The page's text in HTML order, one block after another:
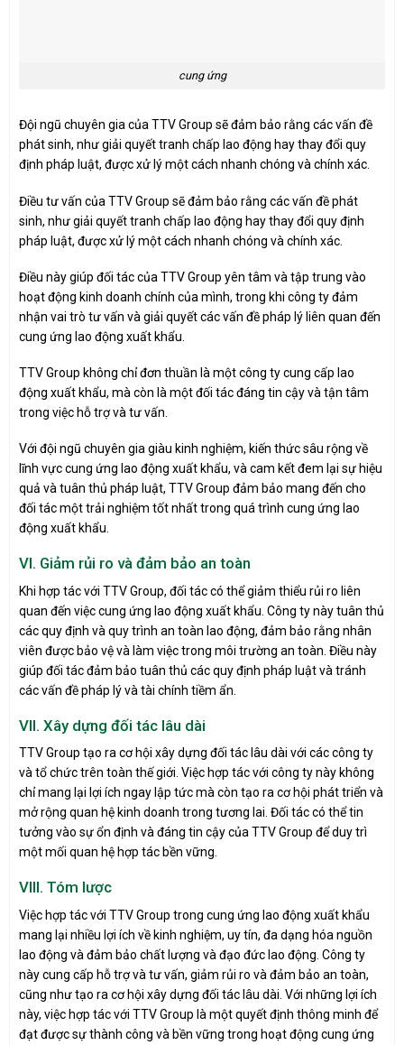
cung ứng
Đội ngũ chuyên gia của TTV Group sẽ đảm bảo rằng các vấn đề
phát sinh, như giải quyết tranh chấp lao động hay thay đổi quy
định pháp luật, được xử lý một cách nhanh chóng và chính xác.
Điều tư vấn của TTV Group sẽ đảm bảo rằng các vấn đề phát
sinh, như giải quyết tranh chấp lao động hay thay đổi quy định
pháp luật, được xử lý một cách nhanh chóng và chính xác.
Điều này giúp đối tác của TTV Group yên tâm và tập trung vào
hoạt động kinh doanh chính của mình, trong khi công ty đảm
nhận vai trò tư vấn và giải quyết các vấn đề pháp lý liên quan đến
cung ứng lao động xuất khẩu.
TTV Group không chỉ đơn thuần là một công ty cung cấp lao
động xuất khẩu, mà còn là một đối tác đáng tin cậy và tận tâm
trong việc hỗ trợ và tư vấn.
Với đội ngũ chuyên gia giàu kinh nghiệm, kiến thức sâu rộng về
lĩnh vực cung ứng lao động xuất khẩu, và cam kết đem lại sự hiệu
quả và tuân thủ pháp luật, TTV Group đảm bảo mang đến cho
đối tác một trải nghiệm tốt nhất trong quá trình cung ứng lao
động xuất khẩu.
VI. Giảm rủi ro và đảm bảo an toàn
Khi hợp tác với TTV Group, đối tác có thể giảm thiểu rủi ro liên
quan đến việc cung ứng lao động xuất khẩu. Công ty này tuân thủ
các quy định và quy trình an toàn lao động, đảm bảo rằng nhân
viên được bảo vệ và làm việc trong môi trường an toàn. Điều này
giúp đối tác đảm bảo tuân thủ các quy định pháp luật và tránh
các vấn đề pháp lý và tài chính tiềm ẩn.
VII. Xây dựng đối tác lâu dài
TTV Group tạo ra cơ hội xây dựng đối tác lâu dài với các công ty
và tổ chức trên toàn thế giới. Việc hợp tác với công ty này không
chỉ mang lại lợi ích ngay lập tức mà còn tạo ra cơ hội phát triển và
mở rộng quan hệ kinh doanh trong tương lai. Đối tác có thể tin
tưởng vào sự ổn định và đáng tin cậy của TTV Group để duy trì
một mối quan hệ hợp tác bền vững.
VIII. Tóm lược
Việc hợp tác với TTV Group trong cung ứng lao động xuất khẩu
mang lại nhiều lợi ích về kinh nghiệm, uy tín, đa dạng hóa nguồn
lao động và đảm bảo chất lượng và đạo đức lao động. Công ty
này cung cấp hỗ trợ và tư vấn, giảm rủi ro và đảm bảo an toàn,
cũng như tạo ra cơ hội xây dựng đối tác lâu dài. Với những lợi ích
này, việc hợp tác với TTV Group là một quyết định thông minh để
đạt được sự thành công và bền vững trong hoạt động cung ứng